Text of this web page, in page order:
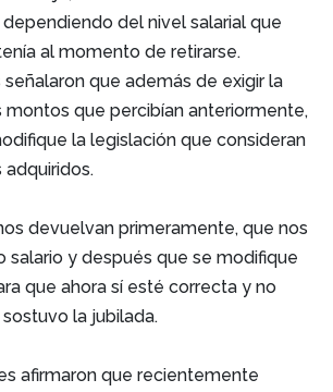
del nivel salarial que
al momento de retirarse.
que además de exigir la
montos que percibían anteriormente,
la legislación que consideran
devuelvan primeramente, que nos
salario y después que se modifique
que ahora sí esté correcta y no
la jubilada.
afirmaron que recientemente